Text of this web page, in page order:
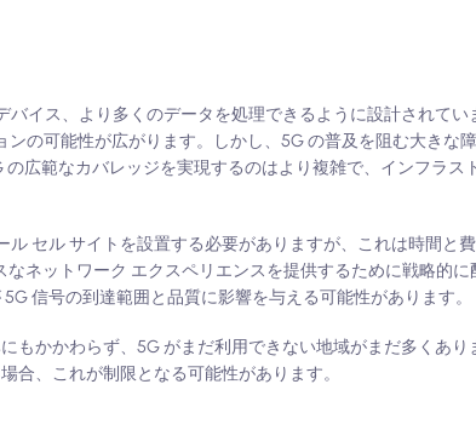
イス、より多くのデータを処理できるように設計されて
の可能性が広がります。しかし、5G の普及を阻む大きな
広範なカバレッジを実現するのはより複雑で、インフラス
セル サイトを設置する必要がありますが、これは時間と
ネットワーク エクスペリエンスを提供するために戦略的に
信号の到達範囲と品質に影響を与える可能性があります。
もかかわらず、5G がまだ利用できない地域がまだ多くあ
合、これが制限となる可能性があります。